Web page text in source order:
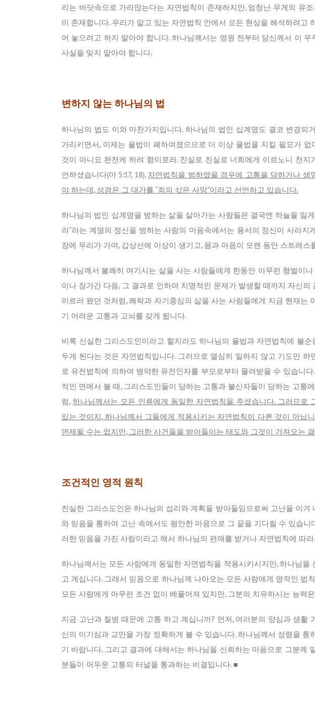
리는 바닷속으로 가라앉는다는 자연법칙이 존재하지만, 엄청난 무게의 유
이 존재합니다. 우리가 알고 있는 자연법칙 안에서 모든 현상을 해석하려
어 놓으려고 하지 말아야 합니다. 하나님께서는 영원 전부터 당신께서 이
사실을 잊지 말아야 합니다.
변하지 않는 하나님의 법
하나님의 법도 이와 마찬가지입니다. 하나님의 법인 십계명도 결코 변경
가리키면서, 이제는 율법이 폐하여졌으므로 더 이상 율법을 지킬 필요가
것이 아니요 완전케 하려 함이로라. 진실로 진실로 너희에게 이르노니 천
언하셨습니다(마 5:17, 18). 자연법칙을 범하였을 경우에 고통을 당하거나
야 하는데, 성경은 그 대가를 “죄의 삯은 사망”이라고 선언하고 있습니다.
하나님의 법인 십계명을 범하는 삶을 살아가는 사람들은 결국엔 하늘을 잃
라”라는 계명의 정신을 범하는 사람의 마음속에서는 용서의 정신이 사라
장에 무리가 가며, 갑상선에 이상이 생기고, 몸과 마음이 오랜 동안 스트레
하나님께서 불쾌히 여기시는 삶을 사는 사람들에게 한동안 아무런 형벌이
이나 장가간 다음, 그 결과로 인하여 치명적인 문제가 발생할 때까지 자신
이르러 왔던 것처럼, 쾌락과 자기중심의 삶을 사는 사람들에게 지금 현재
기 어려운 고통과 고뇌를 갖게 됩니다.
비록 신실한 그리스도인이라고 할지라도 하나님의 율법과 자연법칙에 불
두게 된다는 것은 자연법칙입니다. 그러므로 열심히 일하지 않고 기도만
로 유전법칙에 의하여 병약한 유전인자를 부모로부터 물려받을 수 있습니
적인 면에서 볼 때, 그리스도인들이 당하는 고통과 불신자들이 당하는 고통
럼, 하나님께서는 모든 인류에게 동일한 자연법칙을 주셨습니다. 그러므
있는 것이지, 하나님께서 그들에게 적용시키는 자연법칙이 다른 것이 아닙
면제될 수는 없지만, 그러한 사건들을 받아들이는 태도와 그것이 가져오는
조건적인 영적 원칙
진실한 그리스도인은 하나님의 섭리와 계획을 받아들임으로써 고난을 이
와 믿음을 통하여 고난 속에서도 평안한 마음으로 그 끝을 기다릴 수 있습
러한 믿음을 가진 사람이라고 해서 하나님의 편애를 받거나 자연법칙에 따
하나님께서는 모든 사람에게 동일한 자연법칙을 적용시키시지만, 하나님
고 계십니다. 그래서 믿음으로 하나님께 나아오는 모든 사람에게 영적인
모든 사람에게 아무런 조건 없이 베풀어져 있지만, 그분의 치유하시는 능
지금 고난과 질병 때문에 고통 하고 계십니까? 먼저, 여러분의 양심과 생
신의 이기심과 교만을 가장 정확하게 볼 수 있습니다. 하나님께서 성령을
기 바랍니다. 그리고 결과에 대해서는 하나님을 신뢰하는 마음으로 그분께
분들이 어두운 고통의 터널을 통과하는 비결입니다. ■